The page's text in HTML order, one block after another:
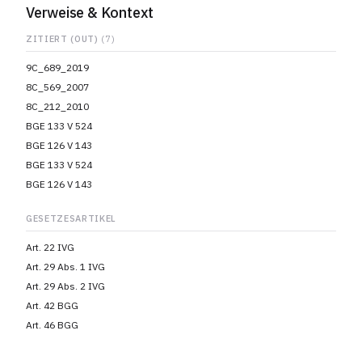
Verweise & Kontext
ZITIERT (OUT) (7)
9C_689_2019
8C_569_2007
8C_212_2010
BGE 133 V 524
BGE 126 V 143
BGE 133 V 524
BGE 126 V 143
GESETZESARTIKEL
Art. 22 IVG
Art. 29 Abs. 1 IVG
Art. 29 Abs. 2 IVG
Art. 42 BGG
Art. 46 BGG